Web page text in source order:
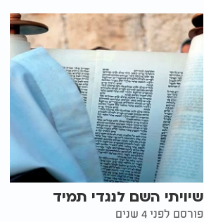
שיויתי השם לנגדי תמיד
פורסם לפני 4 שנים